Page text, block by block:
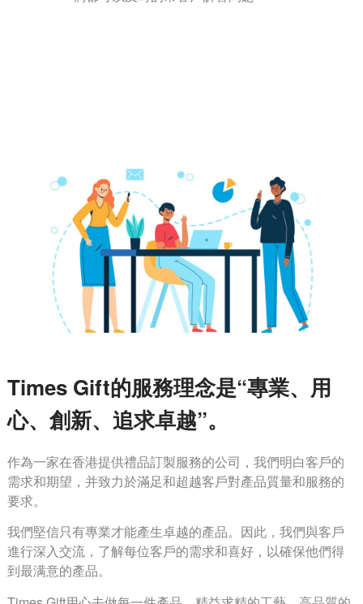
Times Gift的服務理念是“專業、用
心、創新、追求卓越”。
作為一家在香港提供禮品訂製服務的公司，我們明白客戶的
需求和期望，并致力於滿足和超越客戶對產品質量和服務的
要求。
我們堅信只有專業才能產生卓越的產品。因此，我們與客戶
進行深入交流，了解每位客戶的需求和喜好，以確保他們得
到最满意的產品。